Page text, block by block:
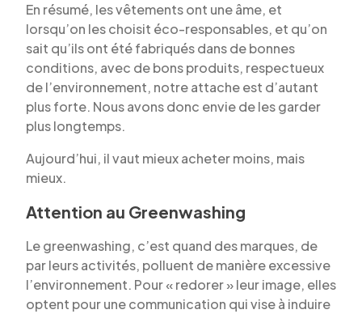
En résumé, les vêtements ont une âme, et
lorsqu’on les choisit éco-responsables, et qu’on
sait qu’ils ont été fabriqués dans de bonnes
conditions, avec de bons produits, respectueux
de l’environnement, notre attache est d’autant
plus forte. Nous avons donc envie de les garder
plus longtemps.
Aujourd’hui, il vaut mieux acheter moins, mais
mieux.
Attention au Greenwashing
Le greenwashing, c’est quand des marques, de
par leurs activités, polluent de manière excessive
l’environnement. Pour « redorer » leur image, elles
optent pour une communication qui vise à induire